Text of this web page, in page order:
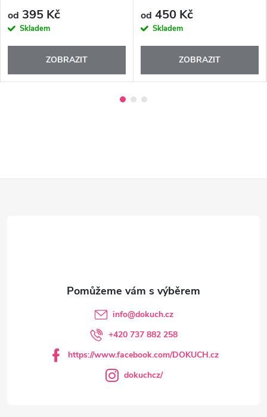
od 395 Kč
Skladem
ZOBRAZIT
od 450 Kč
Skladem
ZOBRAZIT
info@dokuch.cz
+420 737 882 258
https://www.facebook.com/DOKUCH.cz
dokuchcz/